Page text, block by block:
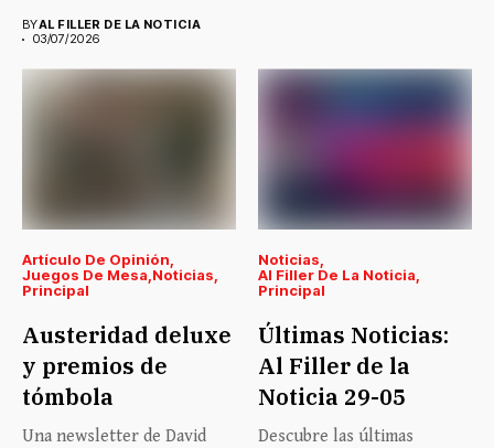
BYAL FILLER DE LA NOTICIA
03/07/2026
Artículo De Opinión
Juegos De Mesa Noticias
Principal
Austeridad deluxe
y premios de
tómbola
Una newsletter de David
Noticias
Al Filler De La Noticia
Principal
Últimas Noticias:
Al Filler de la
Noticia 29-05
Descubre las últimas